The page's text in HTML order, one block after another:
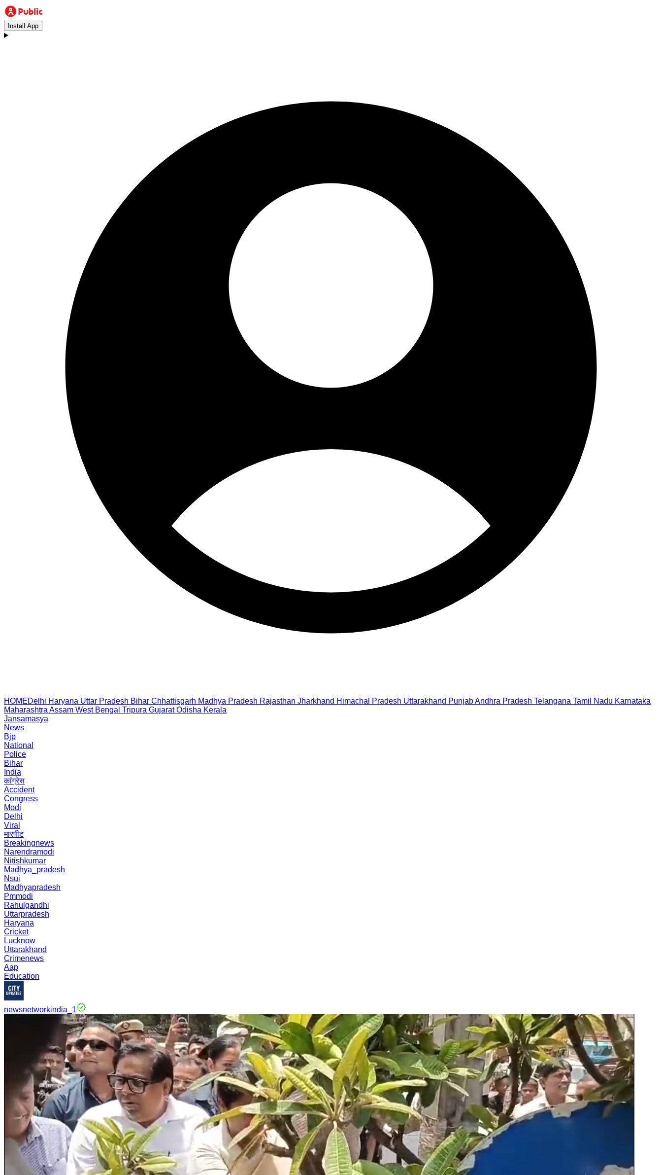
Install App
HOMEDelhi Haryana Uttar Pradesh Bihar Chhattisgarh Madhya Pradesh Rajasthan Jharkhand Himachal Pradesh Uttarakhand PunjabAndhra Pradesh Telangana Tamil Nadu Karnataka
Maharashtra Assam West Bengal Tripura Gujarat Odisha Kerala
Jansamasya
News
Bjp
National
Police
Bihar
India
कांग्रेस
Accident
Congress
Modi
Delhi
Viral
मारपीट
Breakingnews
Narendramodi
Nitishkumar
Madhya_pradesh
Nsui
Madhyapradesh
Pmmodi
Rahulgandhi
Uttarpradesh
Haryana
Cricket
Lucknow
Uttarakhand
Crimenews
Aap
Education
newsnetworkindia_1